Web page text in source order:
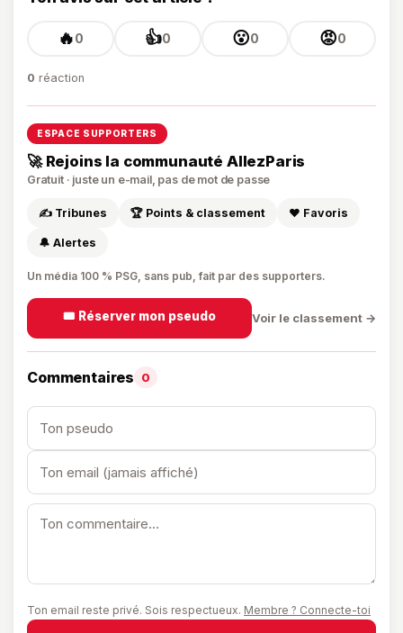
🔥0 👍0 😮0 😡0
0 réaction
ESPACE SUPPORTERS
🚀 Rejoins la communauté AllezParis
Gratuit · juste un e-mail, pas de mot de passe
✍️ Tribunes 🏆 Points & classement ❤️ Favoris
🔔 Alertes
Un média 100 % PSG, sans pub, fait par des supporters.
🎟️ Réserver mon pseudo Voir le classement →
Commentaires 0
Ton email reste privé. Sois respectueux. Membre ? Connecte-toi